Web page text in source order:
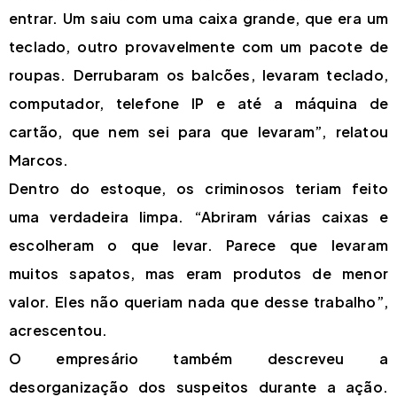
entrar. Um saiu com uma caixa grande, que era um
teclado, outro provavelmente com um pacote de
roupas. Derrubaram os balcões, levaram teclado,
computador, telefone IP e até a máquina de
cartão, que nem sei para que levaram”, relatou
Marcos.
Dentro do estoque, os criminosos teriam feito
uma verdadeira limpa. “Abriram várias caixas e
escolheram o que levar. Parece que levaram
muitos sapatos, mas eram produtos de menor
valor. Eles não queriam nada que desse trabalho”,
acrescentou.
O empresário também descreveu a
desorganização dos suspeitos durante a ação.